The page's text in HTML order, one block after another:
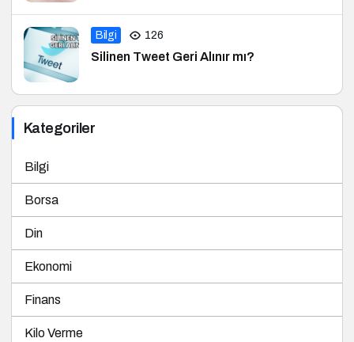
Bilgi 126
Silinen Tweet Geri Alınır mı?
Kategoriler
Bilgi
Borsa
Din
Ekonomi
Finans
Kilo Verme